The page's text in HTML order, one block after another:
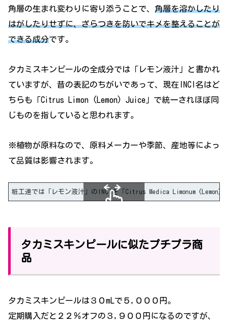
角層の生まれ変わりに寄り添うことで、 角層を溶かしたり
はがしたりせずに、ざらつきを防いでキメを整えることが
できる成分です。
タカミスキンピールの全成分では「レモン液汁」と書かれ
ていますが、昔の表記のちがいであって、現在INCI名はど
ちらも「Citrus Limon (Lemon) Juice」で統一されほぼ同
じものを指していると思われます。
※植物が原料なので、原料メーカーや季節、産地等によっ
て品質は影響されます。
粧工連では「レモン液汁」のINCIを「Citrus Medica Limonum
タカミスキンピールに似たプチプラ商
品
タカミスキンピールは３０mLで５,０００円。
定期購入だと２２％オフの３,９００円になるのですが、